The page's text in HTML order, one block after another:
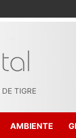
TIGRE
AMBIENTE